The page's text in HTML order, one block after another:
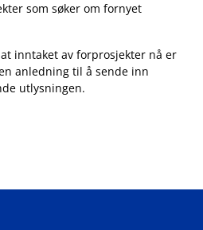
som søker om fornyet
inntaket av forprosjekter nå er
anledning til å sende inn
utlysningen.